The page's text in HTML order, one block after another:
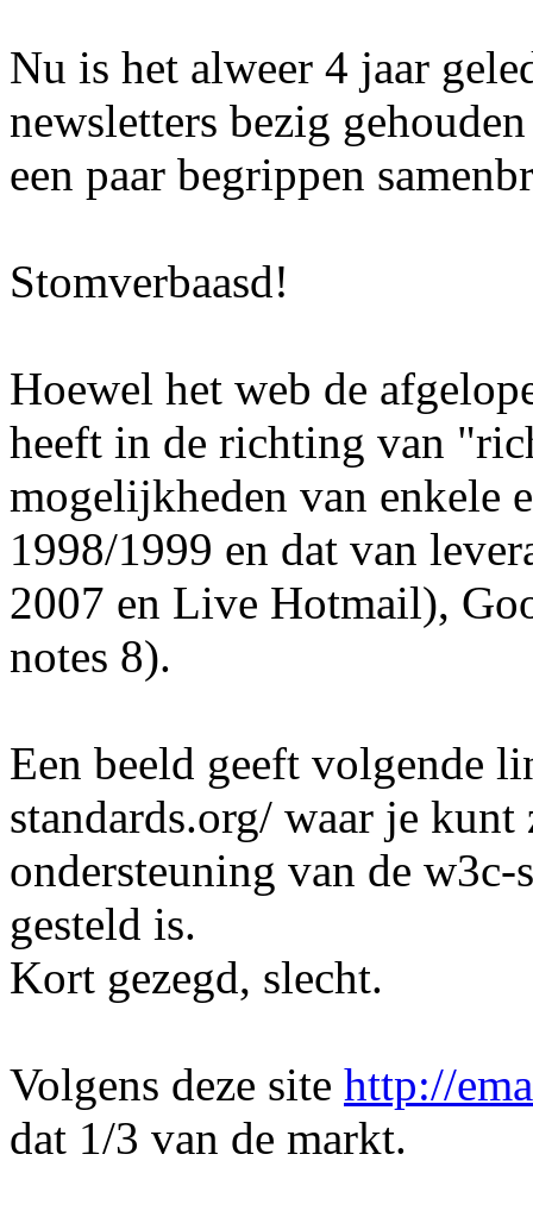
Nu is het alweer 4 jaar
newsletters bezig
een paar begrippen
Stomverbaasd!
Hoewel het web de
heeft in de richting van
mogelijkheden van enkele
1998/1999 en dat van
2007 en Live Hotmail),
notes 8).
Een beeld geeft volgende
standards.org/ waar je kunt
ondersteuning van de
gesteld is.
Kort gezegd, slecht.
Volgens deze site http://
dat 1/3 van de markt.